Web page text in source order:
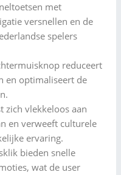
met
versnellen en de
spelers
reduceert
en optimaliseert de
zich vlekkeloos aan
en verweeft culturele
ervaring.
bieden snelle
wat de user